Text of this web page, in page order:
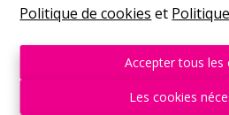
Politique de cookies et
Accepter tous les
Les cookies
Sam
10h-13h